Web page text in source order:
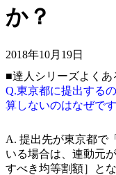
か？
2018年10月19日
■達人シリーズよく
Q.東京都に提出する
算しないのはなぜで
A. 提出先が東京都で
いる場合は、連動元
すべき均等割額］と